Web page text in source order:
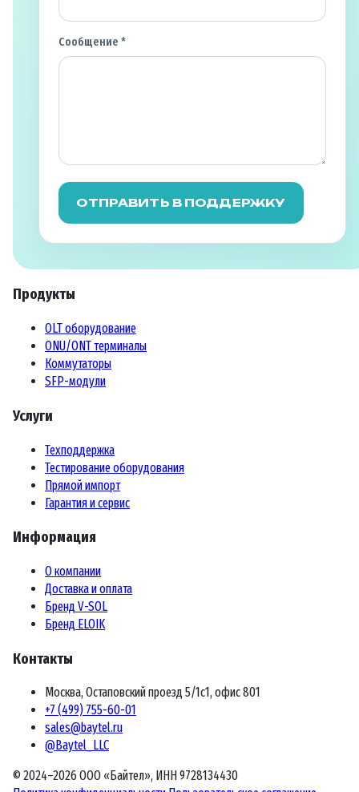
Сообщение *
ОТПРАВИТЬ В ПОДДЕРЖКУ
Продукты
OLT оборудование
ONU/ONT терминалы
Коммутаторы
SFP-модули
Услуги
Техподдержка
Тестирование оборудования
Прямой импорт
Гарантия и сервис
Информация
О компании
Доставка и оплата
Бренд V-SOL
Бренд ELOIK
Контакты
Москва, Остаповский проезд 5/1с1, офис 801
+7 (499) 755-60-01
sales@baytel.ru
@Baytel_LLC
© 2024–2026 ООО «Байтел», ИНН 9728134430